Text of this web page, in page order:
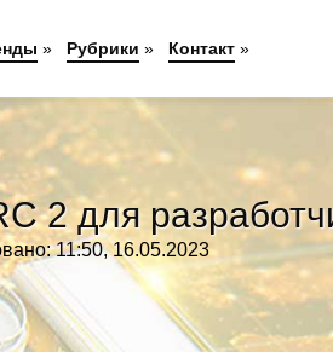
2 для
11:50, 16.05.2023
» Рубрики » Контакт»